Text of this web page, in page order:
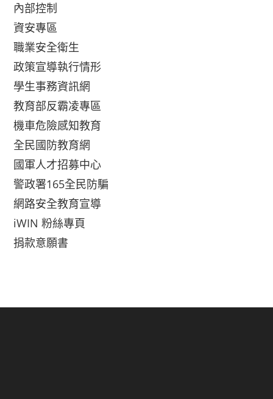
內部控制
資安專區
職業安全衛生
政策宣導執行情形
學生事務資訊網
教育部反霸凌專區
機車危險感知教育
全民國防教育網
國軍人才招募中心
警政署165全民防騙
網路安全教育宣導
iWIN 粉絲專頁
捐款意願書